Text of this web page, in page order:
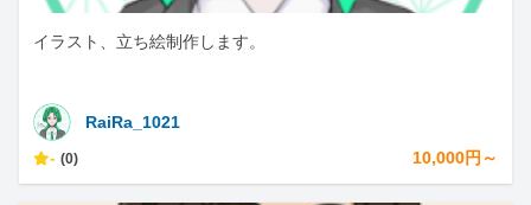
イラスト、立ち絵制作します。
RaiRa_1021
- (0) 10,000円～